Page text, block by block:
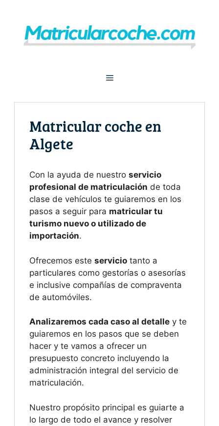
contenido
Menú
Matricular coche en
Algete
Con la ayuda de nuestro servicio
profesional de matriculación de toda
clase de vehículos te guiaremos en los
pasos a seguir para matricular tu
turismo nuevo o utilizado de
importación.
Ofrecemos este servicio tanto a
particulares como gestorías o asesorías
e inclusive compañías de compraventa
de automóviles.
Analizaremos cada caso al detalle y te
guiaremos en los pasos que se deben
hacer y te vamos a ofrecer un
presupuesto concreto incluyendo la
administración integral del servicio de
matriculación.
Nuestro propósito principal es guiarte a
lo largo de todo el avance y resolver